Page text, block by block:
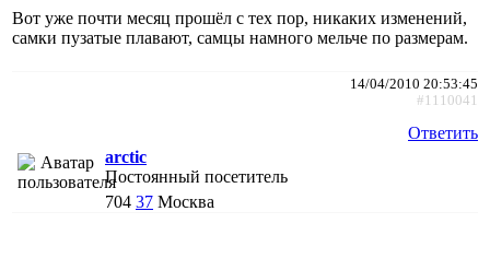
Вот уже почти месяц прошёл с тех пор, никаких изменений,
самки пузатые плавают, самцы намного мельче по размерам.
14/04/2010 20:53:45
#1110041
Ответить
arctic
Постоянный посетитель
704 37 Москва